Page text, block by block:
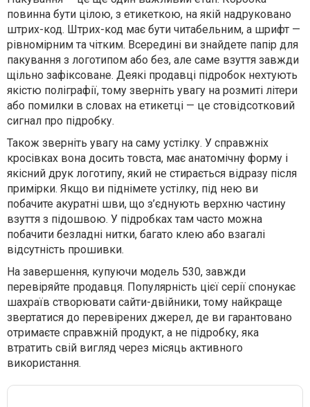
повинна бути цілою, з етикеткою, на якій надруковано
штрих-код. Штрих-код має бути читабельним, а шрифт —
рівномірним та чітким. Всередині ви знайдете папір для
пакування з логотипом або без, але саме взуття завжди
щільно зафіксоване. Деякі продавці підробок нехтують
якістю поліграфії, тому зверніть увагу на розмиті літери
або помилки в словах на етикетці — це стовідсотковий
сигнал про підробку.
Також зверніть увагу на саму устілку. У справжніх
кросівках вона досить товста, має анатомічну форму і
якісний друк логотипу, який не стирається відразу після
примірки. Якщо ви піднімете устілку, під нею ви
побачите акуратні шви, що з’єднують верхню частину
взуття з підошвою. У підробках там часто можна
побачити безладні нитки, багато клею або взагалі
відсутність прошивки.
На завершення, купуючи модель 530, завжди
перевіряйте продавця. Популярність цієї серії спонукає
шахраїв створювати сайти-двійники, тому найкраще
звертатися до перевірених джерел, де ви гарантовано
отримаєте справжній продукт, а не підробку, яка
втратить свій вигляд через місяць активного
використання.